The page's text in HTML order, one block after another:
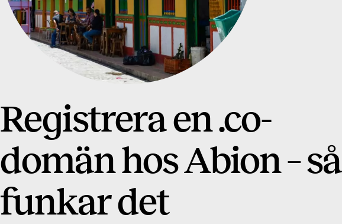
Registrera en .co-
domän hos Abion – så
funkar det